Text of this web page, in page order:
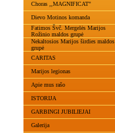
Choras ,,MAGNIFICAT"
Dievo Motinos komanda
Fatimos Švč. Mergelės Marijos
Rožinio maldos grupė
Nekaltosios Marijos širdies maldos
grupė
CARITAS
Marijos legionas
Apie mus rašo
ISTORIJA
GARBINGI JUBILIEJAI
Galerija